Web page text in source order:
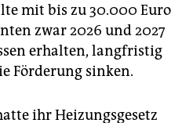
mit bis zu 30.000 Euro
zwar 2026 und 2027
erhalten, langfristig
Förderung sinken.
ihr Heizungsgesetz